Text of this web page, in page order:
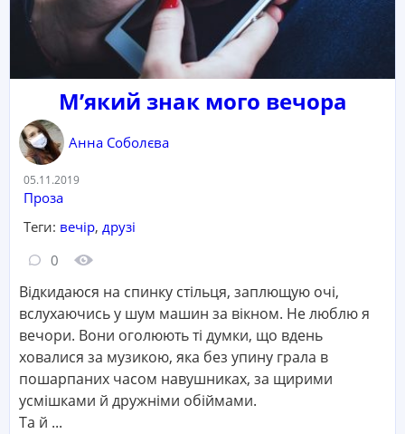
М’який знак мого вечора
Анна Соболєва
Дата:
05.11.2019
Категорія:
Проза
Теги: вечір, друзі
Кількість коментарів:
0 Кількість переглядів:
Відкидаюся на спинку стільця, заплющую очі,
вслухаючись у шум машин за вікном. Не люблю я
вечори. Вони оголюють ті думки, що вдень
ховалися за музикою, яка без упину грала в
пошарпаних часом навушниках, за щирими
усмішками й дружніми обіймами.
Та й ...